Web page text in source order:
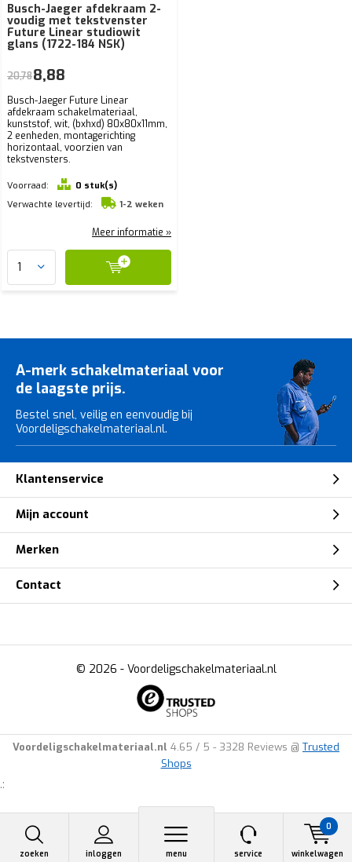
zoeken inloggen menu service winkelwagen
0
Busch-Jaeger afdekraam 2-
voudig met tekstvenster
Future Linear studiowit
glans (1722-184 NSK)
Busch-Jaeger Future Linear
afdekraam schakelmateriaal,
kunststof, wit, (bxhxd) 80x80x11mm,
2 eenheden, montagerichting
horizontaal, voorzien van
tekstvensters.
Voorraad:
0 stuk(s)
Verwachte levertijd:
1-2 weken
20,788,88
Meer informatie »
A-merk schakelmateriaal voor
de laagste prijs.
Bestel snel, veilig en eenvoudig bij
Voordeligschakelmateriaal.nl.
Klantenservice
Mijn account
Merken
Contact
© 2026 - Voordeligschakelmateriaal.nl
Voordeligschakelmateriaal.nl 4.65 / 5 - 3328 Reviews @ Trusted
Shops
.: